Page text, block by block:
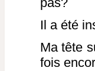
Il a été
Ma tête
fois